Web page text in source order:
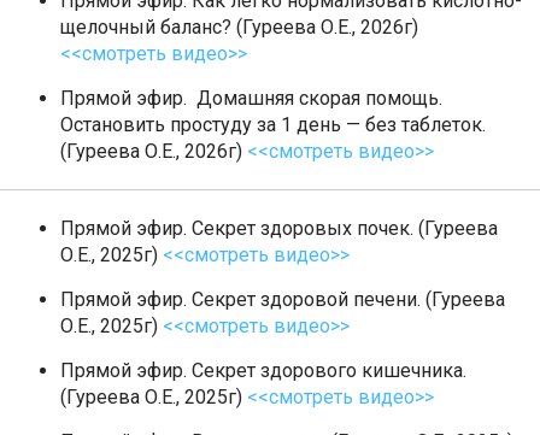
щелочный баланс? (Гуреева О.Е., 2026г)
<<смотреть видео>>
Прямой эфир. Домашняя скорая помощь.
Остановить простуду за 1 день — без таблеток.
(Гуреева О.Е., 2026г) <<смотреть видео>>
Прямой эфир. Секрет здоровых почек. (Гуреева
О.Е., 2025г) <<смотреть видео>>
Прямой эфир. Секрет здоровой печени. (Гуреева
О.Е., 2025г) <<смотреть видео>>
Прямой эфир. Секрет здорового кишечника.
(Гуреева О.Е., 2025г) <<смотреть видео>>